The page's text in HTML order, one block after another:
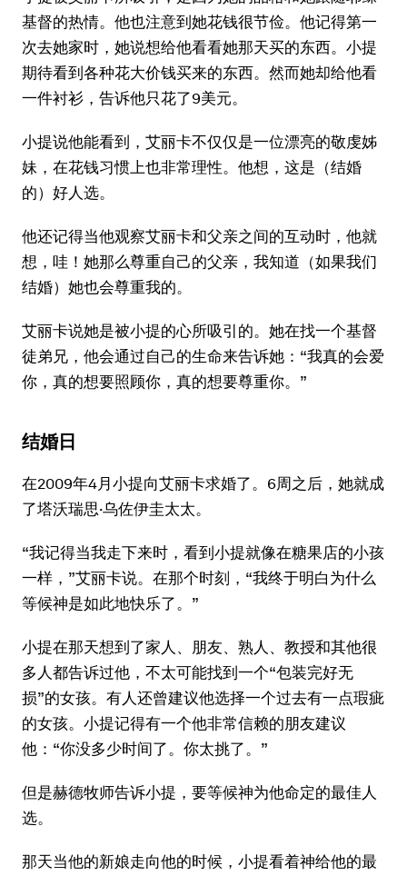
基督的热情。他也注意到她花钱很节俭。他记得第一
次去她家时，她说想给他看看她那天买的东西。小提
期待看到各种花大价钱买来的东西。然而她却给他看
一件衬衫，告诉他只花了9美元。
小提说他能看到，艾丽卡不仅仅是一位漂亮的敬虔姊
妹，在花钱习惯上也非常理性。他想，这是（结婚
的）好人选。
他还记得当他观察艾丽卡和父亲之间的互动时，他就
想，哇！她那么尊重自己的父亲，我知道（如果我们
结婚）她也会尊重我的。
艾丽卡说她是被小提的心所吸引的。她在找一个基督
徒弟兄，他会通过自己的生命来告诉她：“我真的会爱
你，真的想要照顾你，真的想要尊重你。”
结婚日
在2009年4月小提向艾丽卡求婚了。6周之后，她就成
了塔沃瑞思·乌佐伊圭太太。
“我记得当我走下来时，看到小提就像在糖果店的小孩
一样，”艾丽卡说。在那个时刻，“我终于明白为什么
等候神是如此地快乐了。”
小提在那天想到了家人、朋友、熟人、教授和其他很
多人都告诉过他，不太可能找到一个“包装完好无
损”的女孩。有人还曾建议他选择一个过去有一点瑕疵
的女孩。小提记得有一个他非常信赖的朋友建议
他：“你没多少时间了。你太挑了。”
但是赫德牧师告诉小提，要等候神为他命定的最佳人
选。
那天当他的新娘走向他的时候，小提看着神给他的最